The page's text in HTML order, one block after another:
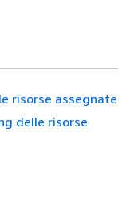
risorse assegnate
delle risorse